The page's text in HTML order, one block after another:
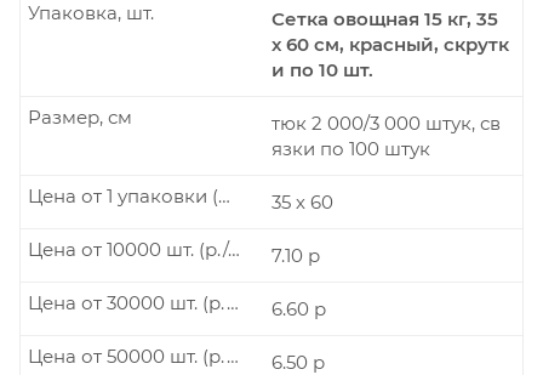
Сетка овощная 15 кг, 35
х 60 см, красный, скрутк
и по 10 шт.
Упаковка, шт.
тюк 2 000/3 000 штук, св
язки по 100 штук
Размер, см
35 х 60
Цена от 1 упаковки (р./шт.)
7.10 р
Цена от 10000 шт. (р./шт.)
6.60 р
Цена от 30000 шт. (р./шт.)
6.50 р
Цена от 50000 шт. (р./шт.)